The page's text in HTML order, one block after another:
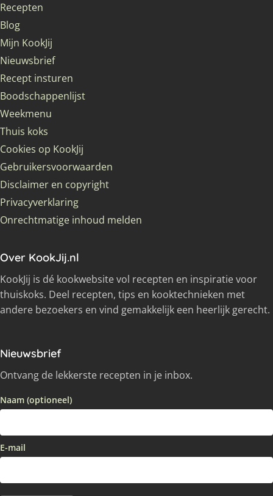
Recepten
Blog
Mijn KookJij
Nieuwsbrief
Recept insturen
Boodschappenlijst
Weekmenu
Thuis koks
Cookies op KookJij
Gebruikersvoorwaarden
Disclaimer en copyright
Privacyverklaring
Onrechtmatige inhoud melden
Over KookJij.nl
KookJij is dé kookwebsite vol recepten en inspiratie voor
thuiskoks. Deel recepten, tips en kooktechnieken met
andere bezoekers en vind gemakkelijk een heerlijk gerecht.
Nieuwsbrief
Ontvang de lekkerste recepten in je inbox.
Naam (optioneel)
E-mail